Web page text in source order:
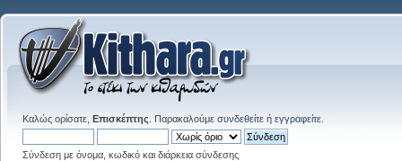
Καλώς ορίσατε, Επισκέπτης . Παρακαλούμε συνδεθείτε ή εγγραφείτε
Σύνδεση με όνομα, κωδικό και διάρκεια σύνδεσης